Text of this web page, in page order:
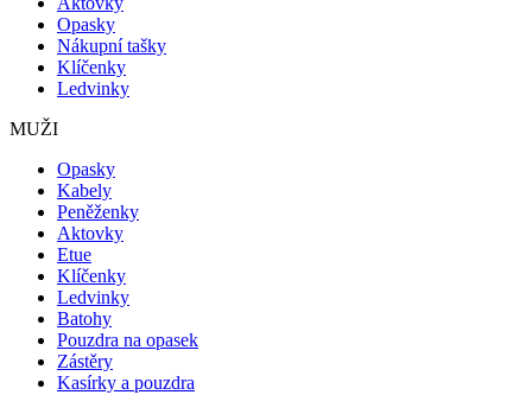
Opasky
Nákupní tašky
Klíčenky
Ledvinky
MUŽI
Opasky
Kabely
Peněženky
Aktovky
Etue
Klíčenky
Ledvinky
Batohy
Pouzdra na opasek
Zástěry
Kasírky a pouzdra